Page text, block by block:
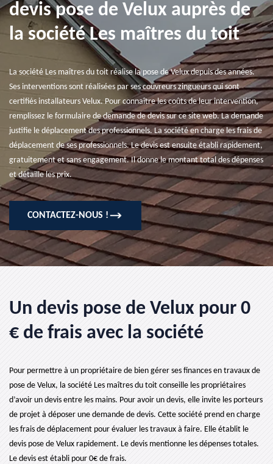
devis pose de Velux auprès de
la société Les maîtres du toit
La société Les maîtres du toit réalise la pose de Velux depuis des années.
Ses interventions sont réalisées par ses couvreurs zingueurs qui sont
certifiés installateurs Velux. Pour connaître les coûts de leur intervention,
remplissez le formulaire de demande de devis sur ce site web. La demande
justifie le déplacement des professionnels. La société en charge les frais de
déplacement de ses professionnels. Le devis est ensuite établi rapidement,
gratuitement et sans engagement. Il donne le montant total des dépenses
et détaille les prix.
CONTACTEZ-NOUS !
Un devis pose de Velux pour 0
€ de frais avec la société
Pour permettre à un propriétaire de bien gérer ses finances en travaux de
pose de Velux, la société Les maîtres du toit conseille les propriétaires
d’avoir un devis entre les mains. Pour avoir un devis, elle invite les porteurs
de projet à déposer une demande de devis. Cette société prend en charge
les frais de déplacement pour évaluer les travaux à faire. Elle établit le
devis pose de Velux rapidement. Le devis mentionne les dépenses totales.
Le devis est établi pour 0€ de frais.